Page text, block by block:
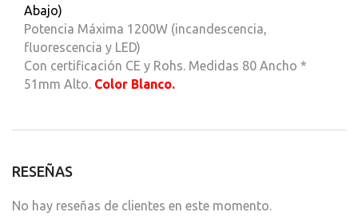
Abajo)
Potencia Máxima 1200W (incandescencia,
fluorescencia y LED)
Con certificación CE y Rohs. Medidas 80 Ancho *
51mm Alto. Color Blanco.
RESEÑAS
No hay reseñas de clientes en este momento.